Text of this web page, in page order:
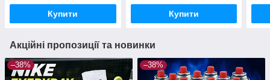
Купити Купити
Акційні пропозиції та новинки
–38% –38%